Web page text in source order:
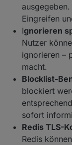
Eingreifen
Ignorieren
Nutzer
ignorieren –
macht.
Blocklist-
blockiert
sofort
Redis TLS-
Redis